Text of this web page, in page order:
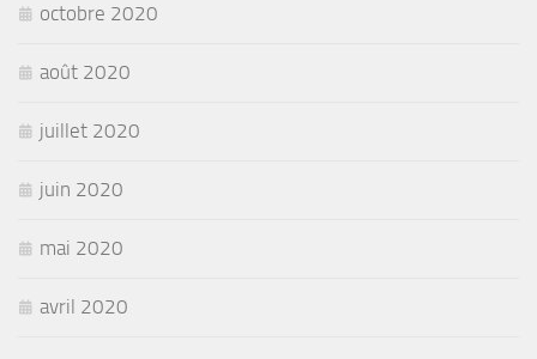
octobre 2020
août 2020
juillet 2020
juin 2020
mai 2020
avril 2020